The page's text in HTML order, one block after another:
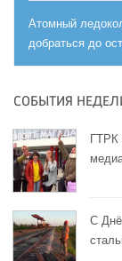
Атомный
добраться до
СОБЫТИЯ
ГТРК
С